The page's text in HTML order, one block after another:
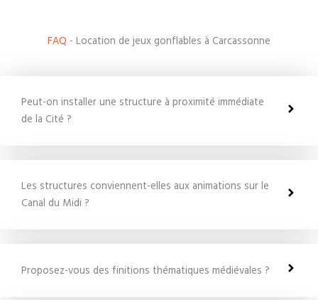
FAQ - Location de jeux gonflables à Carcassonne
Peut-on installer une structure à proximité immédiate
de la Cité ?
Les structures conviennent-elles aux animations sur le
Canal du Midi ?
Proposez-vous des finitions thématiques médiévales ?